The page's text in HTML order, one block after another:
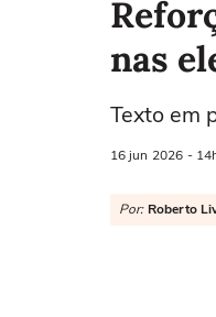
nas
Texto em
16 jun 2026 -
Por: Roberto